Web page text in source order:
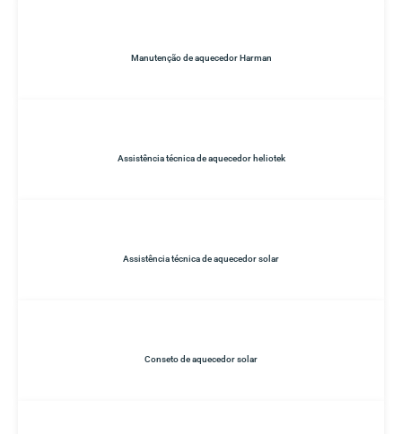
Manutenção de aquecedor Harman
Assistência técnica de aquecedor heliotek
Assistência técnica de aquecedor solar
Conseto de aquecedor solar